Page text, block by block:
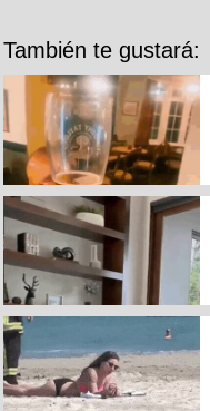
También te gustará: